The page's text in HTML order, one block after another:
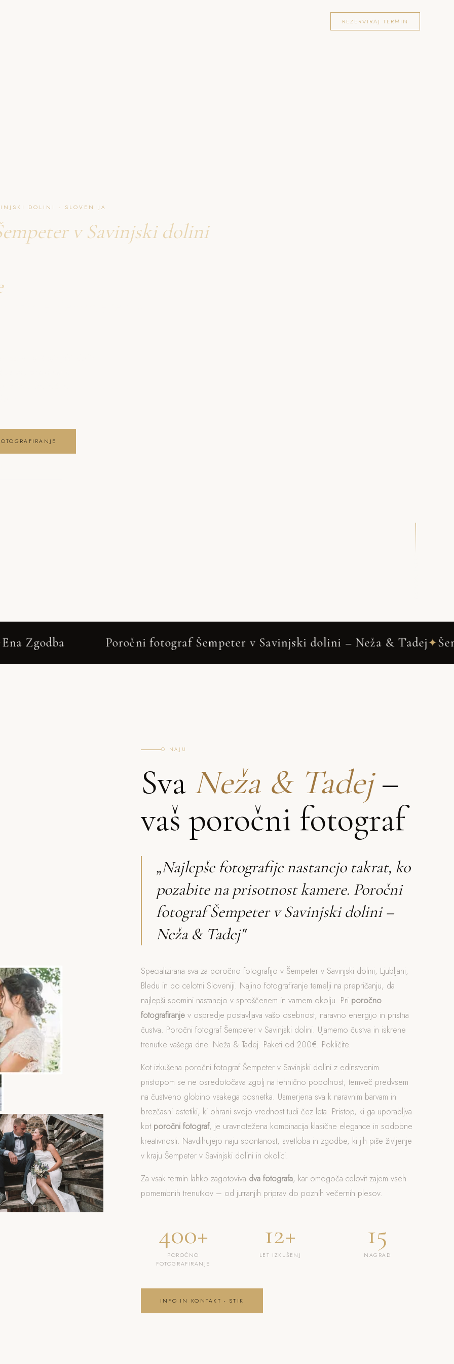
REZERVIRAJ TERMIN
DOLINI · SLOVENIJA
v Savinjski dolini
Šempeter v
Šempeter v Savinjski dolini – Neža & Tadej✦Šempeter v Savinjski dolini
O NAJU
Sva Neža & Tadej–
vaš poročni fotograf
„Najlepše fotografije nastanejo takrat, ko
pozabite na prisotnost kamere. Poročni
fotograf Šempeter v Savinjski dolini –
Neža & Tadej"
Specializirana sva za poročno fotografijo v Šempeter v Savinjski dolini, Ljubljani,
Bledu in po celotni Sloveniji. Najino fotografiranje temelji na prepričanju, da
najlepši spomini nastanejo v sproščenem in varnem okolju. Pri poročno
fotografiranjev ospredje postavljava vašo osebnost, naravno energijo in pristna
čustva. Poročni fotograf Šempeter v Savinjski dolini. Ujamemo čustva in iskrene
trenutke vašega dne. Neža & Tadej. Paketi od 200€. Pokličite.
Kot izkušena poročni fotograf Šempeter v Savinjski dolini z edinstvenim
pristopom se ne osredotočava zgolj na tehnično popolnost, temveč predvsem
na čustveno globino vsakega posnetka. Usmerjena sva k naravnim barvam in
brezčasni estetiki, ki ohrani svojo vrednost tudi čez leta. Pristop, ki ga uporabljva
kot poročni fotograf, je uravnotežena kombinacija klasične elegance in sodobne
kreativnosti. Navdihujejo naju spontanost, svetloba in zgodbe, ki jih piše življenje
v kraju Šempeter v Savinjski dolini in okolici.
Za vsak termin lahko zagotoviva dva fotografa, kar omogoča celovit zajem vseh
pomembnih trenutkov – od jutranjih priprav do poznih večernih plesov.
400+
POROČNO
FOTOGRAFIRANJE
12+
LET IZKUŠENJ
15
NAGRAD
INFO IN KONTAKT - STIK